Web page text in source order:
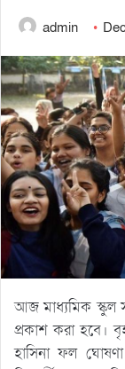
admin
আজ মাধ্যমিক স্কুল
প্রকাশ করা হবে।
হাসিনা ফল ঘোষণা